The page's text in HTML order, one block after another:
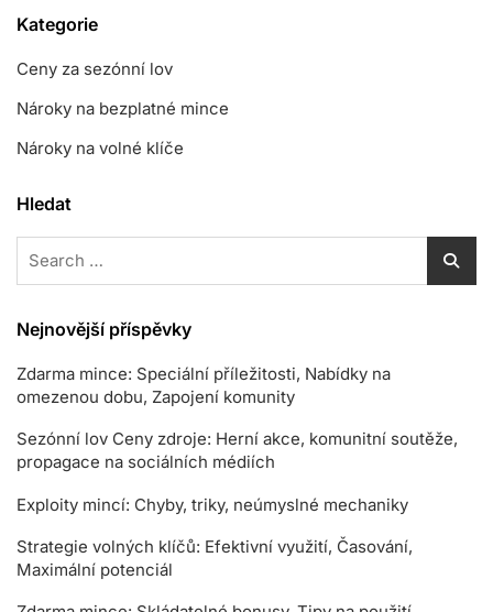
Kategorie
Ceny za sezónní lov
Nároky na bezplatné mince
Nároky na volné klíče
Hledat
Nejnovější příspěvky
Zdarma mince: Speciální příležitosti, Nabídky na
omezenou dobu, Zapojení komunity
Sezónní lov Ceny zdroje: Herní akce, komunitní soutěže,
propagace na sociálních médiích
Exploity mincí: Chyby, triky, neúmyslné mechaniky
Strategie volných klíčů: Efektivní využití, Časování,
Maximální potenciál